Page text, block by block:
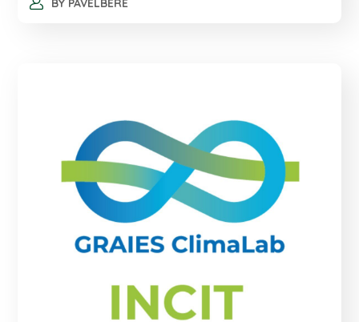
BY PAVELBERE